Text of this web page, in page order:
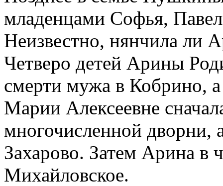
младенцами Софья,
Неизвестно, нянчила ли
Четверо детей Арины
смерти мужа в Кобрино,
Марии Алексеевне
многочисленной дворни,
Захарово. Затем Арина в
Михайловское.